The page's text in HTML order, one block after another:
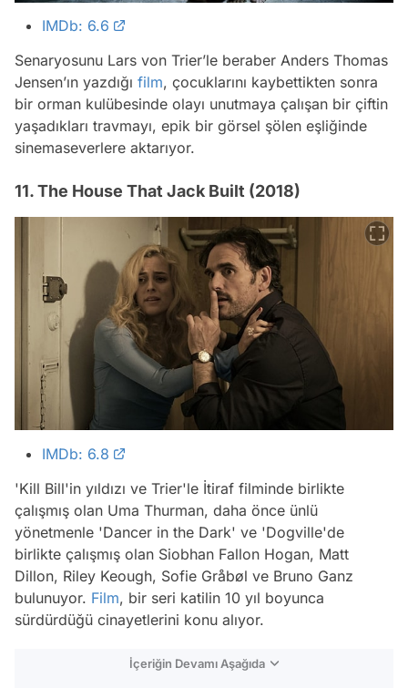
IMDb: 6.6
Senaryosunu Lars von Trier’le beraber Anders Thomas
Jensen’ın yazdığı film, çocuklarını kaybettikten sonra
bir orman kulübesinde olayı unutmaya çalışan bir çiftin
yaşadıkları travmayı, epik bir görsel şölen eşliğinde
sinemaseverlere aktarıyor.
11. The House That Jack Built (2018)
IMDb: 6.8
'Kill Bill'in yıldızı ve Trier'le İtiraf filminde birlikte
çalışmış olan Uma Thurman, daha önce ünlü
yönetmenle 'Dancer in the Dark' ve 'Dogville'de
birlikte çalışmış olan Siobhan Fallon Hogan, Matt
Dillon, Riley Keough, Sofie Gråbøl ve Bruno Ganz
bulunuyor. Film, bir seri katilin 10 yıl boyunca
sürdürdüğü cinayetlerini konu alıyor.
İçeriğin Devamı Aşağıda